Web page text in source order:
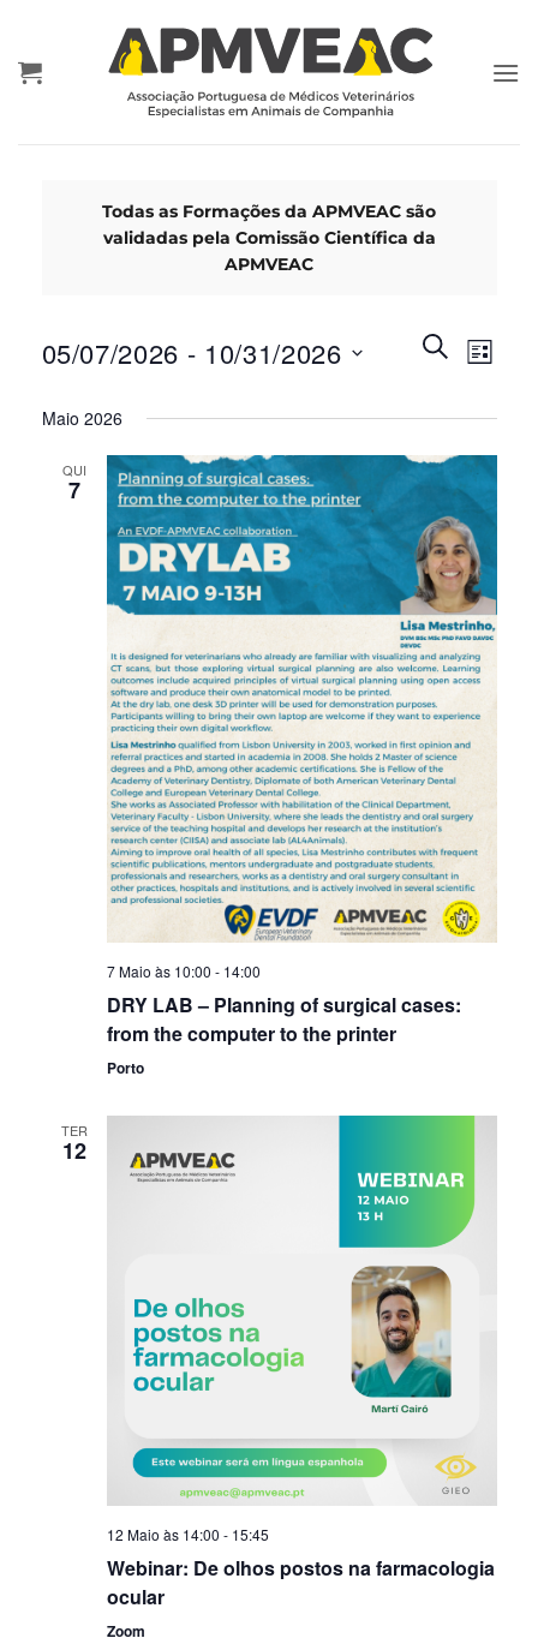
content
Todas as Formações da APMVEAC são
validadas pela Comissão Científica da
APMVEAC
Eventos
Search
Views
LISTA
05/07/2026 - 10/31/2026
data
Maio 2026
QUI
7
7 Maio às 10:00 - 14:00
DRY LAB – Planning of surgical cases:
from the computer to the printer
Porto
TER
12
12 Maio às 14:00 - 15:45
Webinar: De olhos postos na farmacologia
ocular
Zoom